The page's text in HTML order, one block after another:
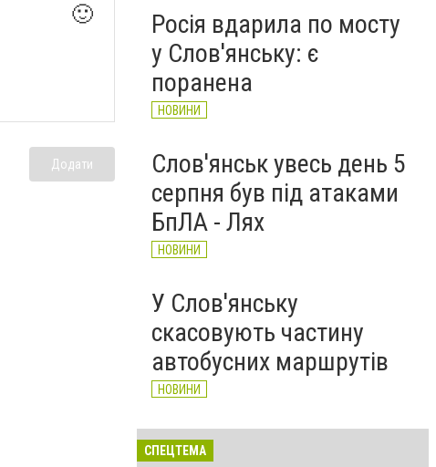
🙂
Додати
Росія вдарила по мосту
у Слов'янську: є
поранена
НОВИНИ
Слов'янськ увесь день 5
серпня був під атаками
БпЛА - Лях
НОВИНИ
У Слов'янську
скасовують частину
автобусних маршрутів
НОВИНИ
СПЕЦТЕМА